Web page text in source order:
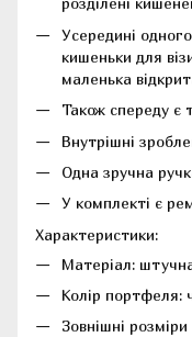
Усередині
кишеньки для
маленька
Також спереду є
Внутрішні
Одна зручна
У комплекті є
Характеристики:
Матеріал:
Колір портфеля:
Зовнішні